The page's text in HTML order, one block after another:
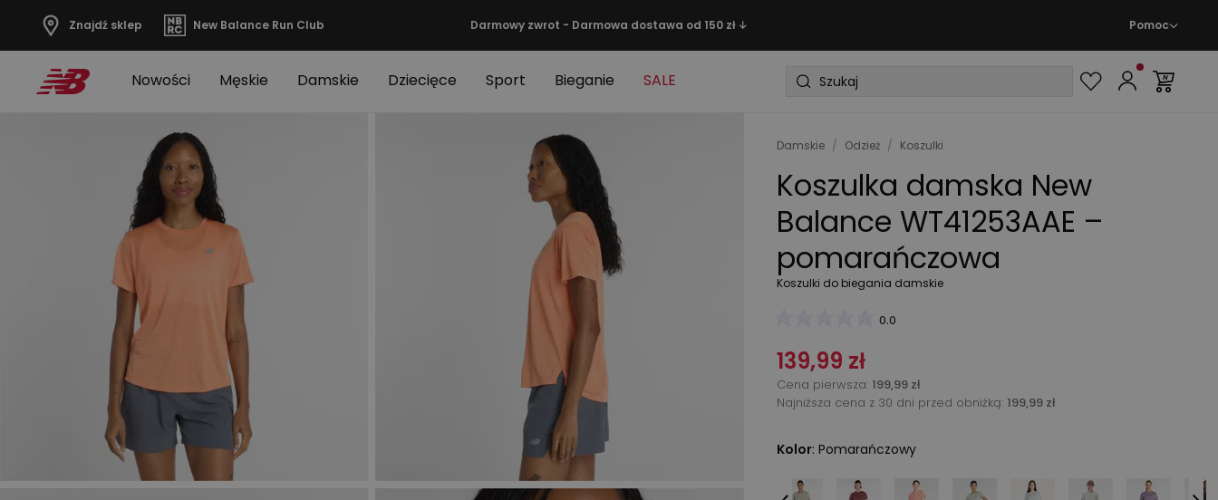
Znajdź sklep New Balance Run Club Darmowy zwrot - Darmowa dostawa od 150 zł ↓ Pomoc
Nowości Męskie Damskie Dziecięce Sport Bieganie SALE
Damskie / Odzież / Koszulki
Koszulka damska New
Balance WT41253AAE –
pomarańczowa
Koszulki do biegania damskie
0.0
139,99 zł
Cena pierwsza: 199,99 zł
Najniższa cena z 30 dni przed obniżką: 199,99 zł
Kolor: Pomarańczowy